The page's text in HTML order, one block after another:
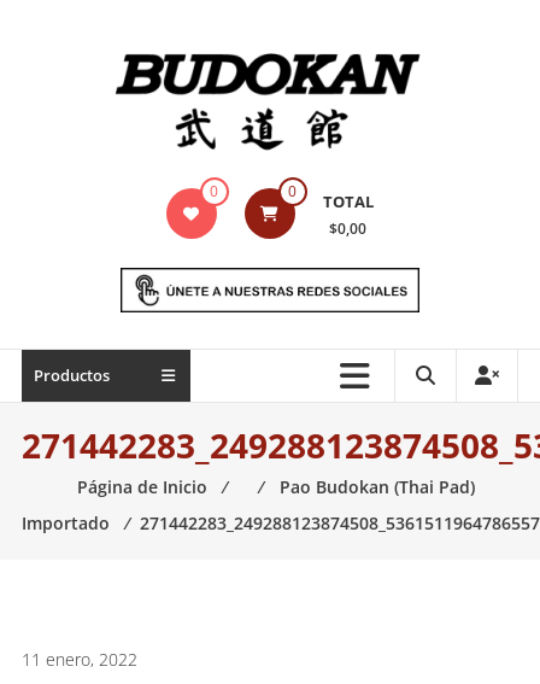
Indumentaria
marciales
Todo
necesario
para
las
0 0 TOTAL
$0,00
Productos
Página de Inicio ⁄ ⁄
Pao Budokan (Thai Pad)
Importado
⁄
11 enero, 2022